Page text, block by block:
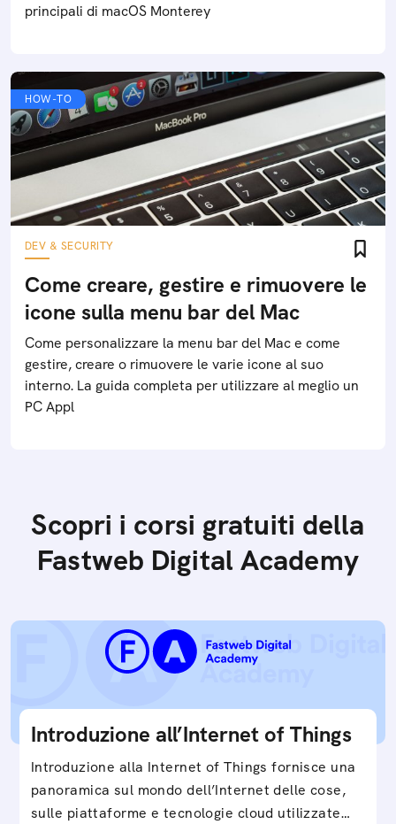
principali di macOS Monterey
HOW-TO
DEV & SECURITY
Come creare, gestire e rimuovere le
icone sulla menu bar del Mac
Come personalizzare la menu bar del Mac e come
gestire, creare o rimuovere le varie icone al suo
interno. La guida completa per utilizzare al meglio un
PC Appl
Scopri i corsi gratuiti della
Fastweb Digital Academy
Introduzione all’Internet of Things
Introduzione alla Internet of Things fornisce una
panoramica sul mondo dell’Internet delle cose,
sulle piattaforme e tecnologie cloud utilizzate